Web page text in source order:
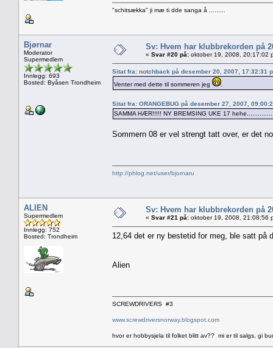
"schitsækka" ji mæ ti dde sanga å .........
Bjørnar
Moderator
Supermedlem
Innlegg: 693
Bosted: Byåsen Trondheim
Sv: Hvem har klubbrekorden på
« Svar #20 på: oktober 19, 2008, 20:17:02
Sitat fra: notchback på desember 20, 2007, 17:32:31
Venter med dette til sommeren jeg
Sitat fra: ORANGEBUG på desember 27, 2007,
SAMMA HÆR!!!!! NY BREMSING UKE 17
Sommern 08 er vel strengt tatt over, er det
http://phlog.net/user/bjornaru
ALIEN
Supermedlem
Innlegg: 752
Bosted: Trondheim
Sv: Hvem har klubbrekorden på
« Svar #21 på: oktober 19, 2008, 21:08:56
12,64 det er ny bestetid for meg, ble satt på
Alien
SCREWDRIVERS #3
www.screwdriversnorway.blogspot.com
hvor er hobbysjela til folket blitt av?? mi er til salgs, gi